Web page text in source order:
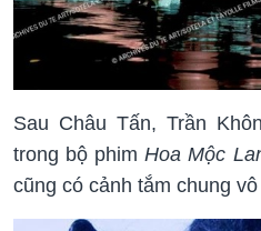
Sau Châu Tấn, Trần
trong bộ phimHoa Mộc
cũng có cảnh tắm chung